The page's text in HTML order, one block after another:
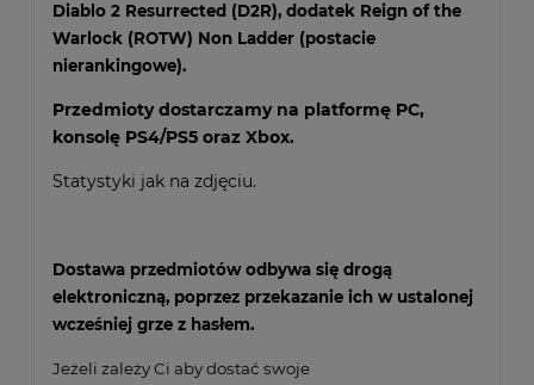
Diablo 2 Resurrected (D2R), dodatek Reign of the
Warlock (ROTW) Non Ladder (postacie
nierankingowe).
Przedmioty dostarczamy na platformę PC,
konsolę PS4/PS5 oraz Xbox.
Statystyki jak na zdjęciu.
Dostawa przedmiotów odbywa się drogą
elektroniczną, poprzez przekazanie ich w ustalonej
wcześniej grze z hasłem.
Jeżeli zależy Ci aby dostać swoje